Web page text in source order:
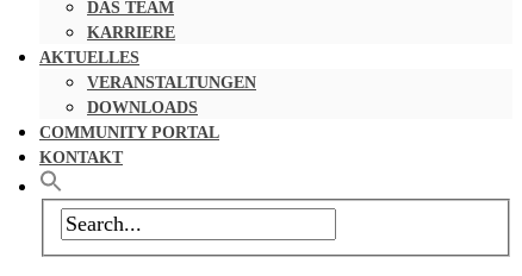
DAS TEAM
KARRIERE
AKTUELLES
VERANSTALTUNGEN
DOWNLOADS
COMMUNITY PORTAL
KONTAKT